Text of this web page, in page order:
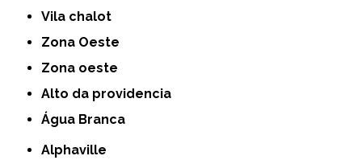
Vila chalot
Zona Oeste
Zona oeste
alto da providencia
Água Branca
Alphaville